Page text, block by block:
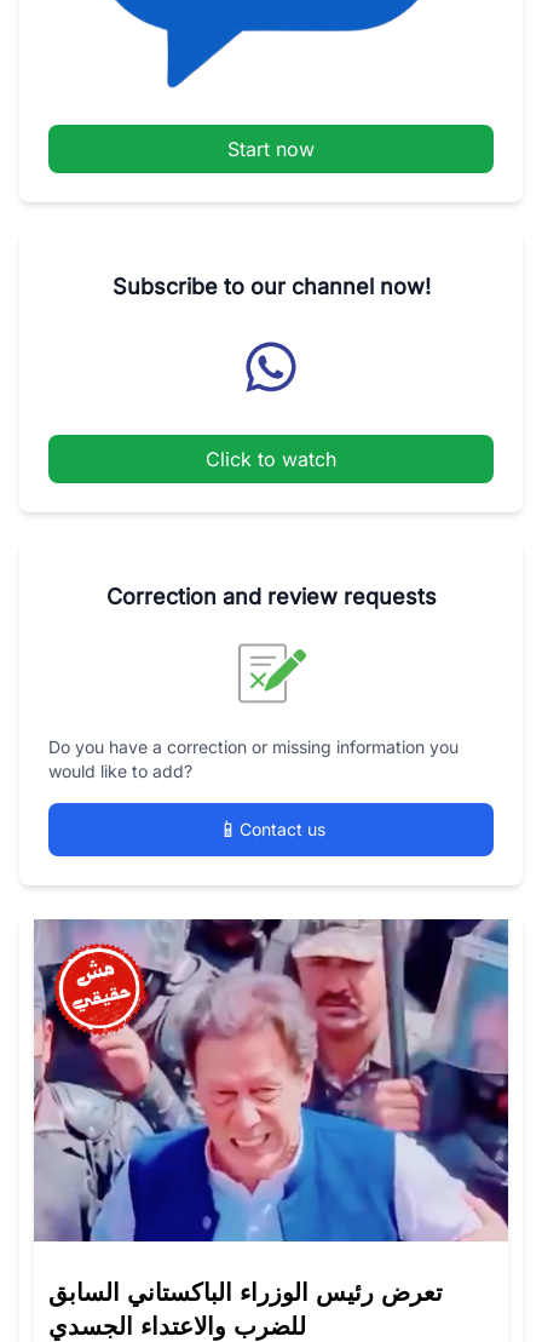
Start now
Subscribe to our channel now!
Click to watch
Correction and review requests
Do you have a correction or missing information you
would like to add?
📱 Contact us
تعرض رئيس الوزراء الباكستاني السابق
للضرب والاعتداء الجسدي